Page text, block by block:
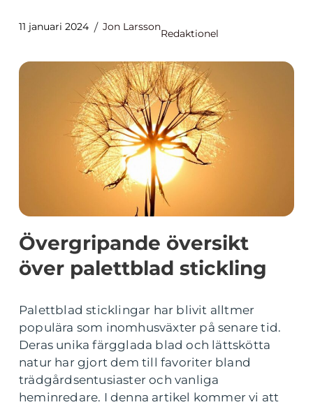
11 januari 2024 Jon Larsson
Redaktionel
Övergripande översikt
över palettblad stickling
Palettblad sticklingar har blivit alltmer
populära som inomhusväxter på senare tid.
Deras unika färgglada blad och lättskötta
natur har gjort dem till favoriter bland
trädgårdsentusiaster och vanliga
heminredare. I denna artikel kommer vi att